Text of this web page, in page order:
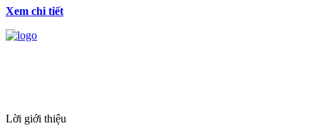
Xem chi tiết
Lời giới thiệu